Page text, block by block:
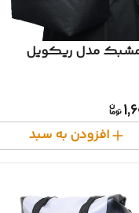
مدل ریکویل
افزودن به سبد